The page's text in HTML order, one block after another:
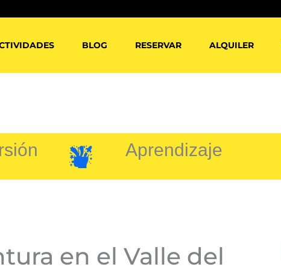
BLOG RESERVAR ALQUILER
Aprendizaje
en el Valle del